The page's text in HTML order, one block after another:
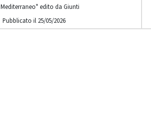
Mediterraneo" edito da Giunti
Pubblicato il 25/05/2026